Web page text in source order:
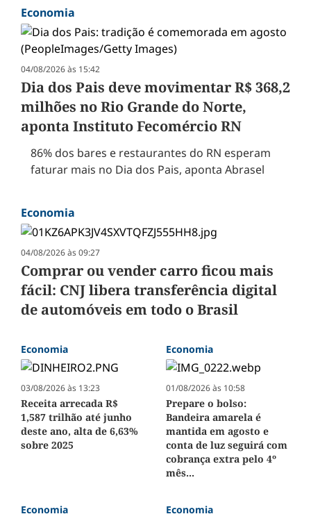
Economia
04/08/2026 às 15:42
Dia dos Pais deve movimentar R$ 368,2
milhões no Rio Grande do Norte,
aponta Instituto Fecomércio RN
86% dos bares e restaurantes do RN esperam
faturar mais no Dia dos Pais, aponta Abrasel
Economia
04/08/2026 às 09:27
Comprar ou vender carro ficou mais
fácil: CNJ libera transferência digital
de automóveis em todo o Brasil
Economia
03/08/2026 às 13:23
Receita arrecada R$
1,587 trilhão até junho
deste ano, alta de 6,63%
sobre 2025
Economia
01/08/2026 às 10:58
Prepare o bolso:
Bandeira amarela é
mantida em agosto e
conta de luz seguirá com
cobrança extra pelo 4º
mês...
Economia Economia